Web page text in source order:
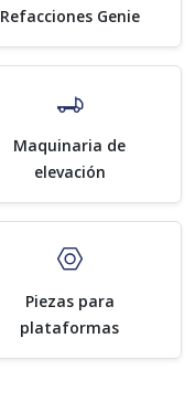
Refacciones Genie
Maquinaria de
elevación
Piezas para
plataformas